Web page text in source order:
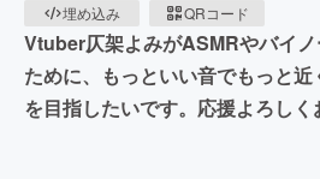
埋め込み
QRコード
Vtuber仄架よみがASMRやバイ
ために、もっといい音でもっと
を目指したいです。応援よろし